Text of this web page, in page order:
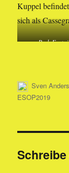
Kuppel
sich als
Park
Autor
Sven
ESOP2019